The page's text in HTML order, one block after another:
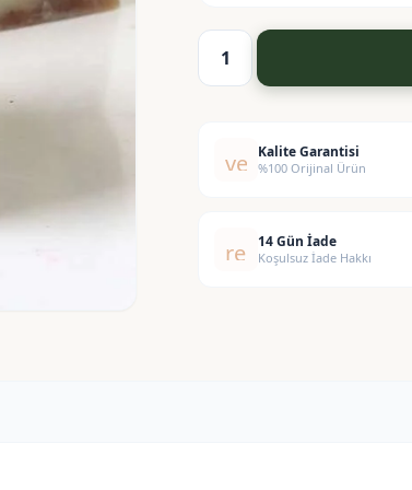
Tarçın
verified
Kalite Garantisi
%100 Orijinal Ürün
replay14 Gün İade
Koşulsuz İade Hakkı